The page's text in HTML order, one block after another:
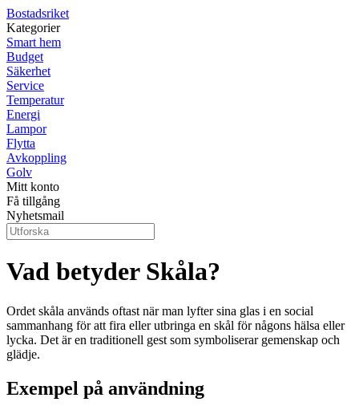
Bostadsriket
Kategorier
Smart hem
Budget
Säkerhet
Service
Temperatur
Energi
Lampor
Flytta
Avkoppling
Golv
Mitt konto
Få tillgång
Nyhetsmail
Vad betyder Skåla?
Ordet skåla används oftast när man lyfter sina glas i en social
sammanhang för att fira eller utbringa en skål för någons hälsa eller
lycka. Det är en traditionell gest som symboliserar gemenskap och
glädje.
Exempel på användning